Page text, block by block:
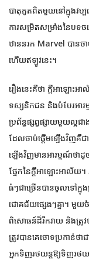
បាតុភូតពិតមួយនៅក្នុងវប្ប
ការសម្រិតសម្រាំងនៃបទ
ឋាននរក Marvel បានច
ហើយឥឡូវនេះ។
រឿងនេះគឺថា ក្តីអាឡោះ
ទស្សនិកជន និងបំបែរអា
ប្រព័ន្ធផ្សព្វផ្សាយមួយល្អ
ដែលចាប់ផ្តើមឡើងវិញគឺ
ឡើងវិញមានអារម្មណ៍ថា
ផ្នែកនៃក្តីអាឡោះអាល័យ
ធំៗជាច្រើនបានចូលទៅក្
ជោគជ័យផ្សេងៗគ្នា។ មួ
ពិសោធន៍ដ៏រីករាយ និងត្រូ
ត្រូវបានគេចោទប្រកាន់ថា
អ្នកទិញរថយន្តឱ្យទិញរថ